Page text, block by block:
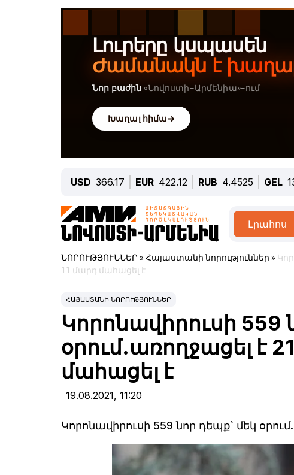
USD 366.17 EUR 422.12 RUB 4.4525 GEL
Լրահոս
ՆՈՐՈՒԹՅՈՒՆՆԵՐ » Հայաստանի նորություններ »
11 մարդ մահացել է
ՀԱՅԱՍՏԱՆԻ ՆՈՐՈՒԹՅՈՒՆՆԵՐ
Կորոնավիրուսի 559
օրում.առողջացել է
մահացել է
19.08.2021, 11:20
Կորոնավիրուսի 559 նոր դեպք` մեկ